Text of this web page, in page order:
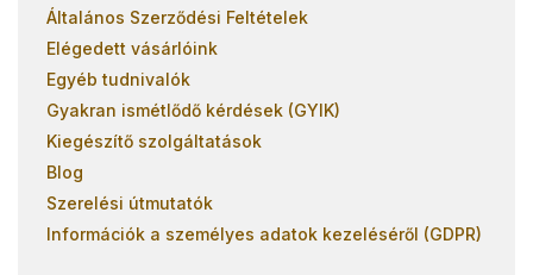
Általános Szerződési Feltételek
Elégedett vásárlóink
Egyéb tudnivalók
Gyakran ismétlődő kérdések (GYIK)
Kiegészítő szolgáltatások
Blog
Szerelési útmutatók
Információk a személyes adatok kezeléséről (GDPR)